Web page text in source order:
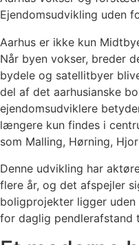
Ejendomsudvikling uden
Aarhus er ikke kun
Når byen vokser, breder
bydele og satellitbyer
del af det aarhusianske
ejendomsudviklere
længere kun findes i
som Malling, Hørning,
Denne udvikling har
flere år, og det afspejler
boligprojekter ligger
for daglig pendlerafstand